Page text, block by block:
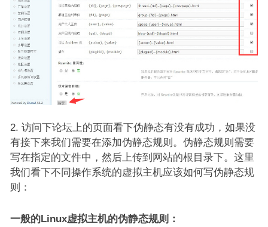
访问下论坛上的页面看下伪静态有没有成功，如果没
有接下来我们需要在添加伪静态规则。伪静态规则需要
写在指定的文件中，然后上传到网站的根目录下。这里
我们看下不同操作系统的虚拟主机应该如何写伪静态规
则：
一般的Linux虚拟主机的伪静态规则：